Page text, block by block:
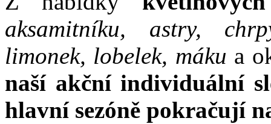
aksamitníku, astry,
limonek, lobelek, máku a
naší akční individuální
hlavní sezóně pokračují